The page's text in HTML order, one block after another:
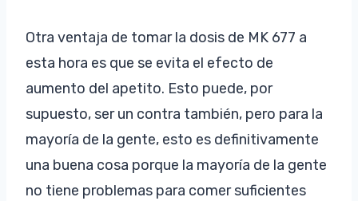
Otra ventaja de tomar la dosis de MK 677 a
esta hora es que se evita el efecto de
aumento del apetito. Esto puede, por
supuesto, ser un contra también, pero para la
mayoría de la gente, esto es definitivamente
una buena cosa porque la mayoría de la gente
no tiene problemas para comer suficientes